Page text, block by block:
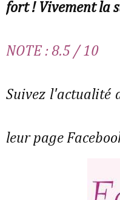
fort ! Vivement la
NOTE : 8.5 / 10
Suivez l'actualité
leur page